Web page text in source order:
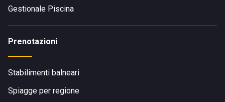
Gestionale Piscina
Prenotazioni
Stabilimenti balneari
Spiagge per regione